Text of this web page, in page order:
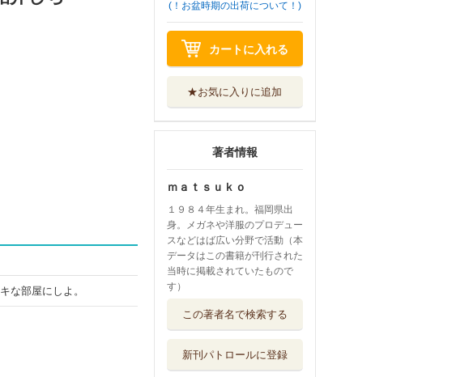
な部屋にしよ。
(！お盆時期の出荷について！)
カートに入れる
★お気に入りに追加
著者情報
ｍａｔｓｕｋｏ
１９８４年生まれ。福岡県出
身。メガネや洋服のプロデュー
スなどはば広い分野で活動（本
データはこの書籍が刊行された
当時に掲載されていたもので
す）
この著者名で検索する
新刊パトロールに登録
まわりと気持ち...
スッキリ＆ハッピ